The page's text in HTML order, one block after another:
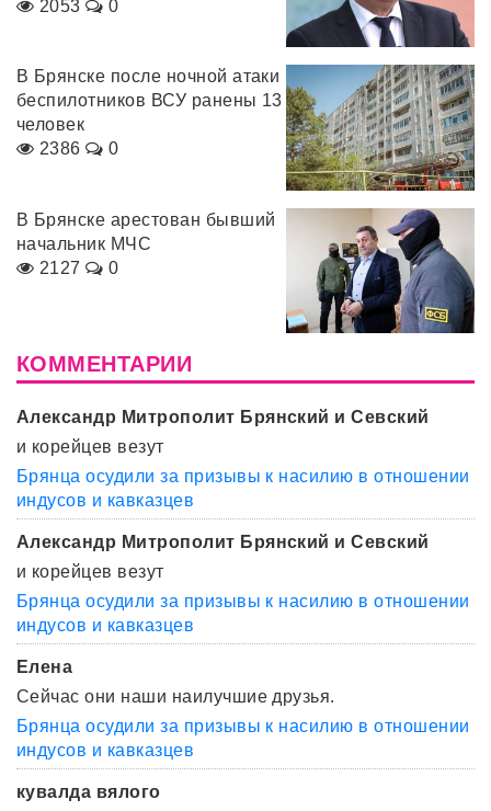
2053 0
В Брянске после ночной атаки
беспилотников ВСУ ранены 13
человек
2386
0
В Брянске арестован бывший
начальник МЧС
2127
0
КОММЕНТАРИИ
Александр Митрополит Брянский и Севский
и корейцев везут
Брянца осудили за призывы к насилию в отношении
индусов и кавказцев
Александр Митрополит Брянский и Севский
и корейцев везут
Брянца осудили за призывы к насилию в отношении
индусов и кавказцев
Елена
Сейчас они наши наилучшие друзья.
Брянца осудили за призывы к насилию в отношении
индусов и кавказцев
кувалда вялого